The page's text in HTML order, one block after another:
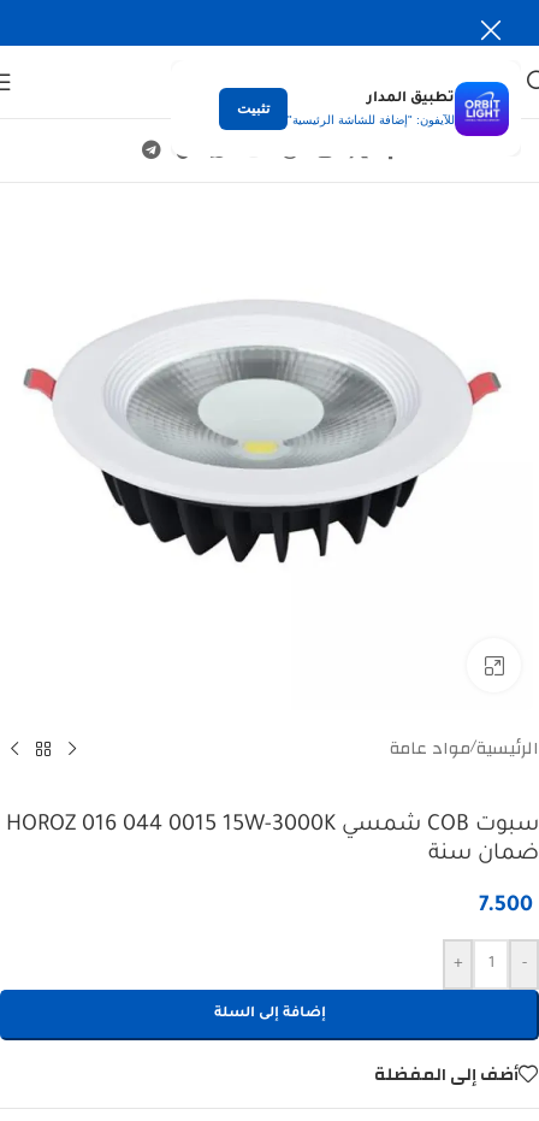
تطبيق المدار
للآيفون: "إضافة للشاشة الرئيسية"
تثبيت
الرئيسية/مواد عامة
سبوت COB شمسي HOROZ 016 044 0015 15W-3000K
ضمان سنة
7.500
-
+
إضافة إلى السلة
أضف إلى المفضلة